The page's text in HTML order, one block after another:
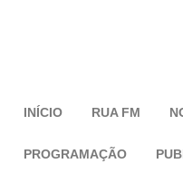
INÍCIO RUA FM
PROGRAMAÇÃO